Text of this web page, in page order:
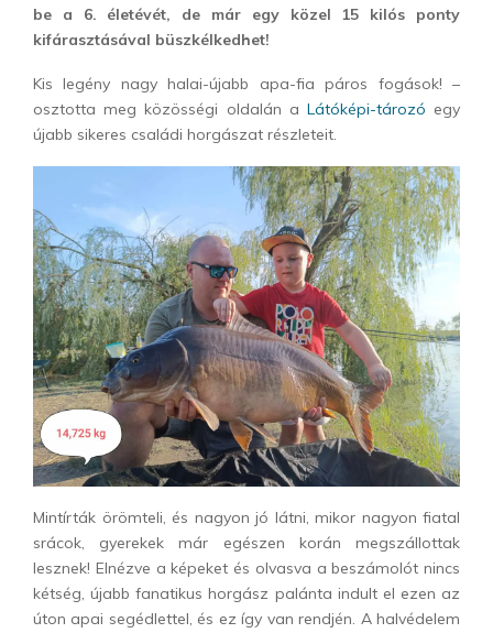
be a 6. életévét, de már egy közel 15 kilós ponty
kifárasztásával büszkélkedhet!
Kis legény nagy halai-újabb apa-fia páros fogások! –
osztotta meg közösségi oldalán a Látóképi-tározó egy
újabb sikeres családi horgászat részleteit.
Mintírták örömteli, és nagyon jó látni, mikor nagyon fiatal
srácok, gyerekek már egészen korán megszállottak
lesznek! Elnézve a képeket és olvasva a beszámolót nincs
kétség, újabb fanatikus horgász palánta indult el ezen az
úton apai segédlettel, és ez így van rendjén. A halvédelem